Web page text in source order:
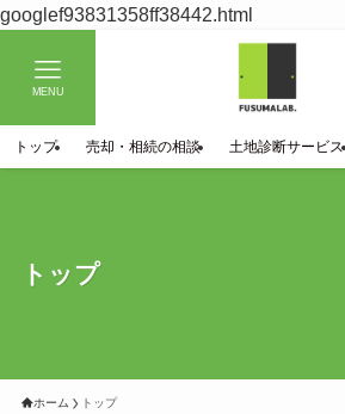
googlef93831358ff38442.html
MENU
トップ 売却・相続の相談 土地診断サービス
トップ
ホーム トップ